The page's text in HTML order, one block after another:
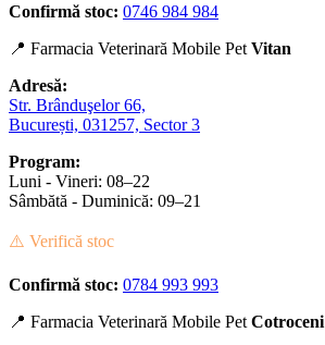
Confirmă stoc: 0746 984 984
📍 Farmacia Veterinară Mobile Pet Vitan
Adresă:
Str. Brânduşelor 66,
București, 031257, Sector 3
Program:
Luni - Vineri: 08–22
Sâmbătă - Duminică: 09–21
⚠️ Verifică stoc
Confirmă stoc: 0784 993 993
📍 Farmacia Veterinară Mobile Pet Cotroceni